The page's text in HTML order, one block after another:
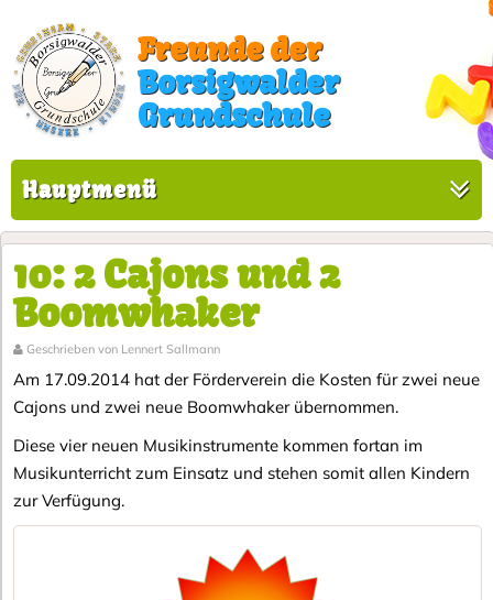
Freunde der
Borsigwalder
Grundschule
Hauptmenü
10: 2 Cajons und 2
Boomwhaker
Geschrieben von Lennert Sallmann
Am 17.09.2014 hat der Förderverein die Kosten für zwei neue
Cajons und zwei neue Boomwhaker übernommen.
Diese vier neuen Musikinstrumente kommen fortan im
Musikunterricht zum Einsatz und stehen somit allen Kindern
zur Verfügung.